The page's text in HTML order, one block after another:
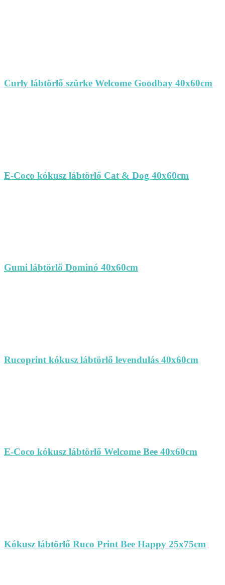
Curly lábtörlő szürke Welcome Goodbay 40x60cm
E-Coco kókusz lábtörlő Cat & Dog 40x60cm
Gumi lábtörlő Dominó 40x60cm
Rucoprint kókusz lábtörlő levendulás 40x60cm
E-Coco kókusz lábtörlő Welcome Bee 40x60cm
Kókusz lábtörlő Ruco Print Bee Happy 25x75cm